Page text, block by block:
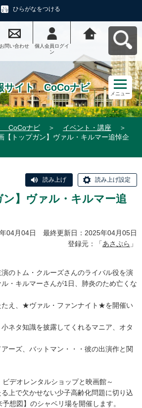
ひらがなをつける
お問い合わせ
個人会員ログイ
ン
ナビへ戻る
サイト CoCoナビ
メニュー
CoCoナビ ＞ イベント・講座
＞
【トップガン】ヴァル・キルマー追悼企
読み上げ 読み上げ設定
】ヴァル・キルマー追
04月04日 最終更新日：2025年04月05日
登録元：「あさぷら 」
のトム・クルーズさんのライバル役を演
・キルマーさんが1日、肺炎のため亡くな
たえ、★ヴァル・ファンナイト★を開催い
ネタ知識を披露してくれるマニア、オタ
ーズ、バットマン・・・彼の出演作と関
デオレンタルショップと映画館～
上で欠かせない少子高齢化問題に切り込
想図】のシャベリ場を開催します。